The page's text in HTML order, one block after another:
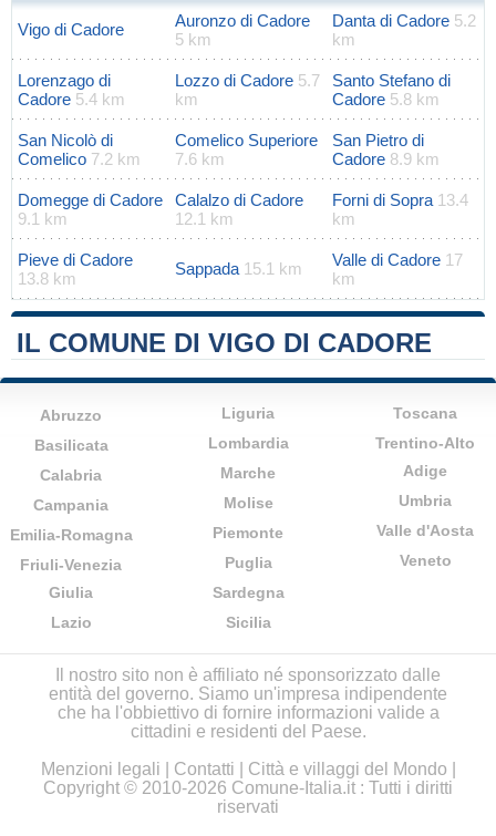
Vigo di Cadore
Auronzo di Cadore
5 km
Danta di Cadore 5.2
km
Lorenzago di
Cadore 5.4 km
Lozzo di Cadore 5.7
km
Santo Stefano di
Cadore 5.8 km
San Nicolò di
Comelico 7.2 km
Comelico Superiore
7.6 km
San Pietro di
Cadore 8.9 km
Domegge di Cadore
9.1 km
Calalzo di Cadore
12.1 km
Forni di Sopra 13.4
km
Pieve di Cadore
13.8 km
Sappada 15.1 km Valle di Cadore 17
km
IL COMUNE DI VIGO DI CADORE
Abruzzo
Basilicata
Calabria
Campania
Emilia-Romagna
Friuli-Venezia
Giulia
Lazio
Liguria
Lombardia
Marche
Molise
Piemonte
Puglia
Sardegna
Sicilia
Toscana
Trentino-Alto
Adige
Umbria
Valle d'Aosta
Veneto
Il nostro sito non è affiliato né sponsorizzato dalle
entità del governo. Siamo un'impresa indipendente
che ha l'obbiettivo di fornire informazioni valide a
cittadini e residenti del Paese.
Menzioni legali
Contatti Città e villaggi del Mondo
Copyright © 2010-2026 Comune-Italia.it : Tutti i diritti
riservati